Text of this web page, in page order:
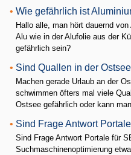
• Wie gefährlich ist
Hallo alle, man hört dauernd
Alu wie in der Alufolie aus der
gefährlich sein?
• Sind Quallen in der
Machen gerade Urlaub an der
schwimmen öfters mal viele
Ostsee gefährlich oder kann
• Sind Frage Antwort
Sind Frage Antwort Portale für
Suchmaschinenoptimierung